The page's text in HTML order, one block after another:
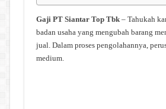
Gaji PT Siantar Top Tbk– Tahukah
badan usaha yang mengubah barang
jual. Dalam proses pengolahannya,
medium.